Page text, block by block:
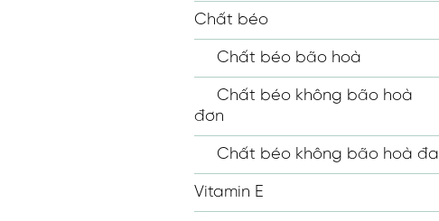
Chất béo
Chất béo bão hoà
Chất béo không bão hoà
đơn
Chất béo không bão hoà đa
Vitamin E